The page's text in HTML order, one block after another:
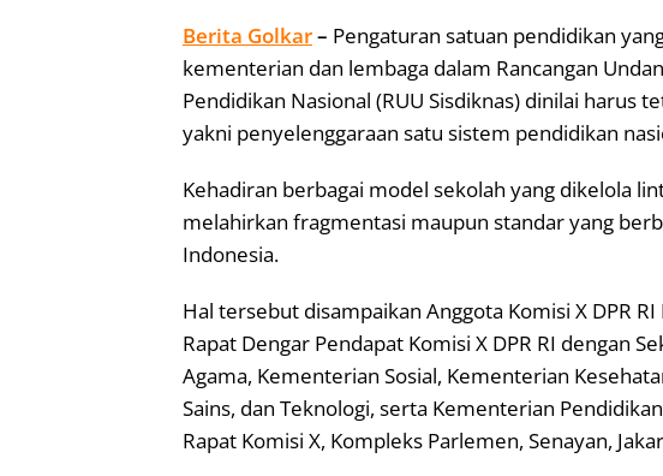
Berita Golkar– Pengaturan satuan pendidikan
kementerian dan lembaga dalam Rancangan
Pendidikan Nasional (RUU Sisdiknas) dinilai harus
yakni penyelenggaraan satu sistem pendidikan
Kehadiran berbagai model sekolah yang dikelola
melahirkan fragmentasi maupun standar yang
Indonesia.
Hal tersebut disampaikan Anggota Komisi X DPR
Rapat Dengar Pendapat Komisi X DPR RI dengan
Agama, Kementerian Sosial, Kementerian
Sains, dan Teknologi, serta Kementerian
Rapat Komisi X, Kompleks Parlemen, Senayan,